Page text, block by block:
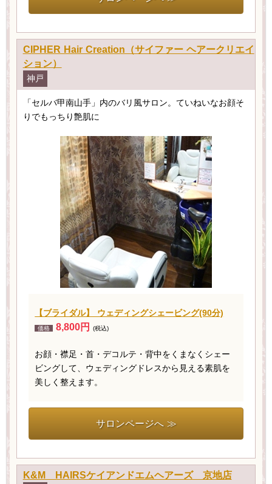
CIPHER Hair Creation（サイファー ヘアークリエイ
ション）
神戸
「セルバ甲南山手」内のバリ風サロン。ていねいなお顔そ
りでもっちり艶肌に
【ブライダル】 ウェディングシェービング(90分)
価格 8,800円 (税込)
お顔・襟足・首・デコルテ・背中をくまなくシェー
ビングして、ウェディングドレスから見える素肌を
美しく整えます。
サロンページへ ≫
K&M HAIRSケイアンドエムヘアーズ 京地店